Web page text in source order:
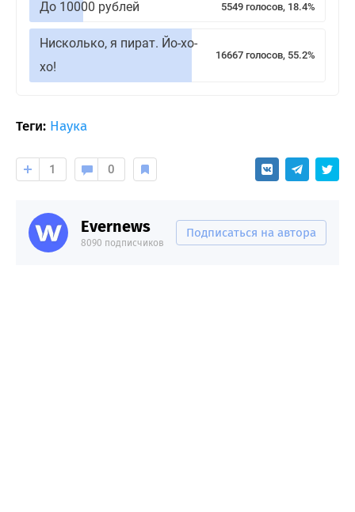
До 10000 рублей 5549 голосов, 18.4%
Нисколько, я пират. Йо-хо-
хо!
16667 голосов, 55.2%
Теги: Наука
1 0
Evernews
8090 подписчиков
Подписаться на автора